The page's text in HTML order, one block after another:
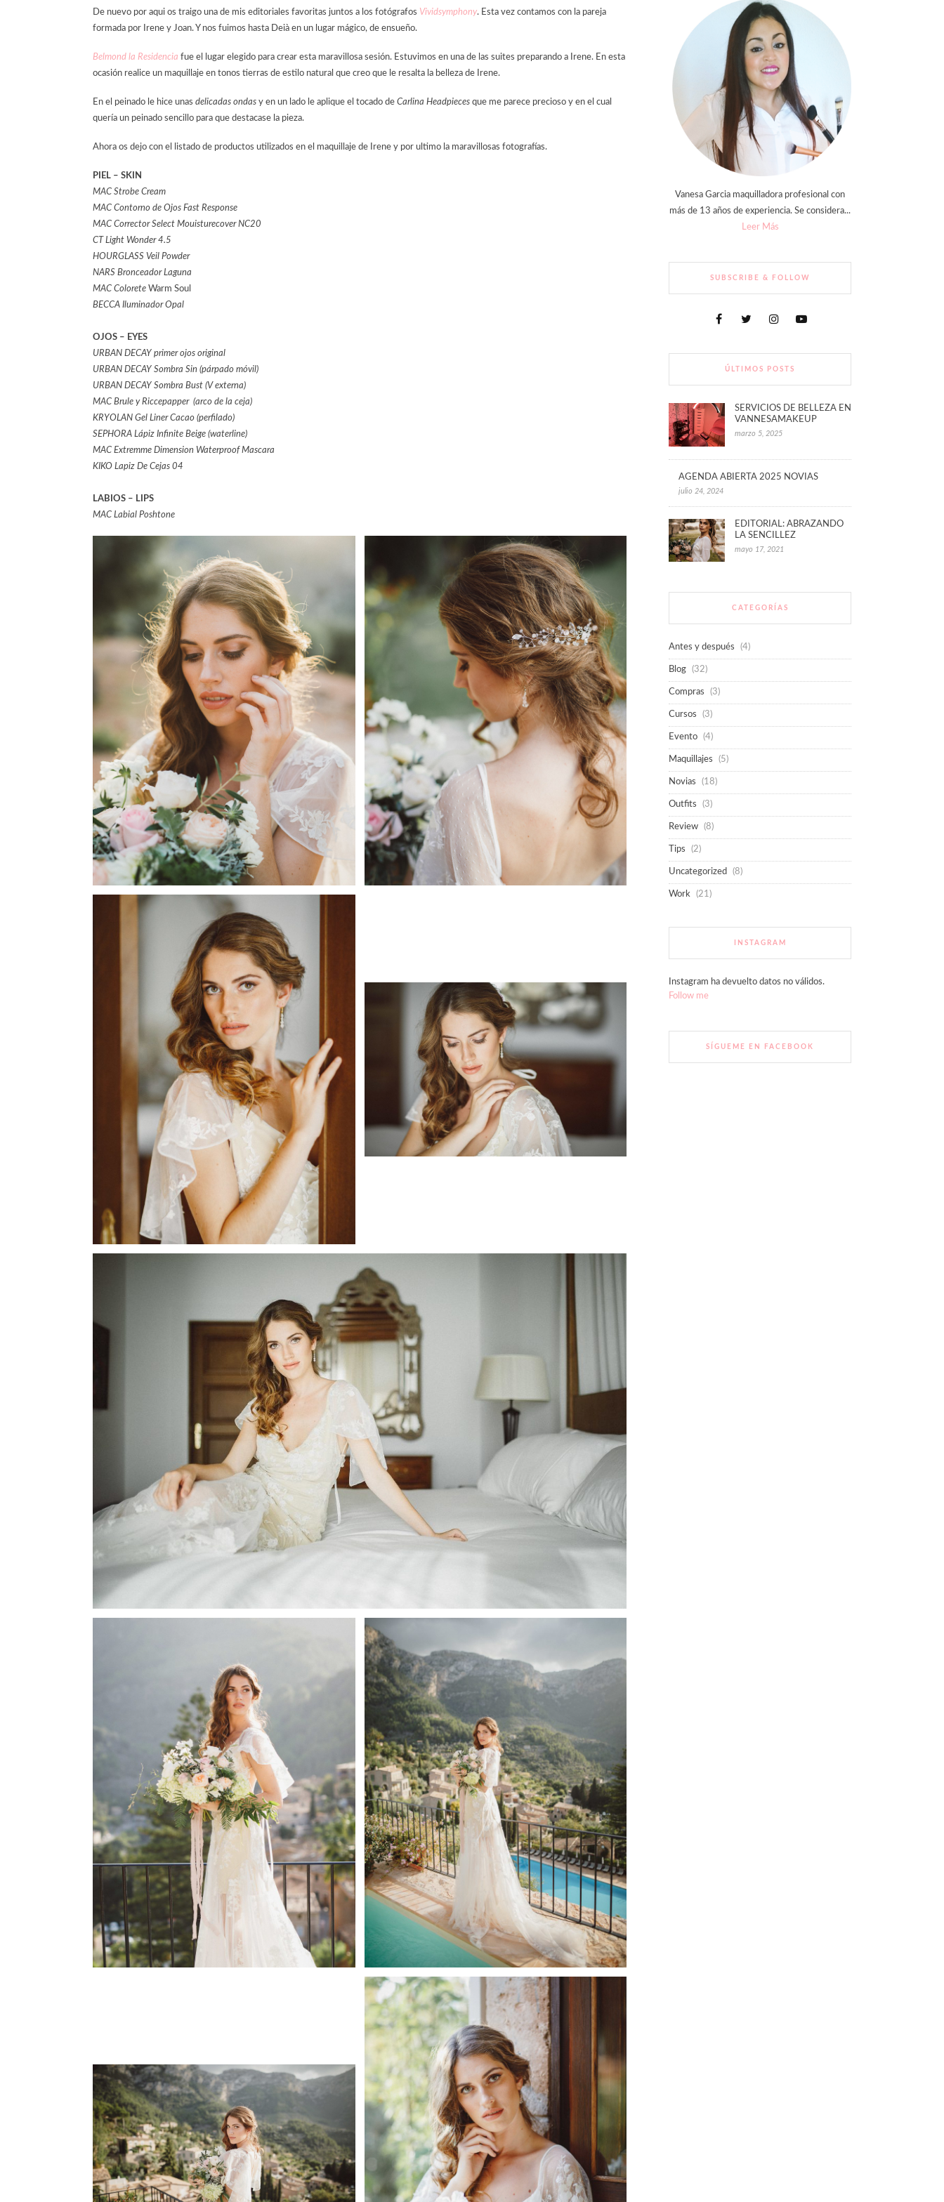
De nuevo por aqui os traigo una de mis editoriales favoritas juntos a los fotógrafos Vividsymphony. Esta vez contamos con la pareja
formada por Irene y Joan. Y nos fuimos hasta Deià en un lugar mágico, de ensueño.
Belmond la Residencia fue el lugar elegido para crear esta maravillosa sesión. Estuvimos en una de las suites preparando a Irene. En esta
ocasión realice un maquillaje en tonos tierras de estilo natural que creo que le resalta la belleza de Irene.
En el peinado le hice unas delicadas ondas y en un lado le aplique el tocado de Carlina Headpieces que me parece precioso y en el cual
quería un peinado sencillo para que destacase la pieza.
Ahora os dejo con el listado de productos utilizados en el maquillaje de Irene y por ultimo la maravillosas fotografías.
PIEL – SKIN
MAC Strobe Cream
MAC Contorno de Ojos Fast Response
MAC Corrector Select Mouisturecover NC20
CT Light Wonder 4.5
HOURGLASS Veil Powder
NARS Bronceador Laguna
MAC Colorete Warm Soul
BECCA Iluminador Opal
OJOS – EYES
URBAN DECAY primer ojos original
URBAN DECAY Sombra Sin (párpado móvil)
URBAN DECAY Sombra Bust (V externa)
MAC Brule y Riccepapper (arco de la ceja)
KRYOLAN Gel Liner Cacao (perfilado)
SEPHORA Lápiz Infinite Beige (waterline)
MAC Extremme Dimension Waterproof Mascara
KIKO Lapiz De Cejas 04
LABIOS – LIPS
MAC Labial Poshtone
Vanesa Garcia maquilladora profesional con
más de 13 años de experiencia. Se considera...
Leer Más
SUBSCRIBE & FOLLOW
ÚLTIMOS POSTS
SERVICIOS DE BELLEZA EN
VANNESAMAKEUP
marzo 5, 2025
AGENDA ABIERTA 2025 NOVIAS
julio 24, 2024
EDITORIAL: ABRAZANDO
LA SENCILLEZ
mayo 17, 2021
CATEGORÍAS
Antes y después (4)
Blog (32)
Compras (3)
Cursos (3)
Evento (4)
Maquillajes (5)
Novias (18)
Outfits (3)
Review (8)
Tips (2)
Uncategorized (8)
Work (21)
INSTAGRAM
Instagram ha devuelto datos no válidos.
Follow me
SÍGUEME EN FACEBOOK